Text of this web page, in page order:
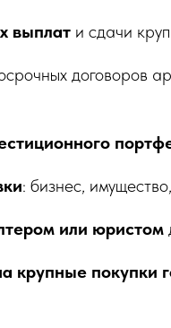
выплат и сдачи
договоров
: бизнес,
или юристом
крупные покупки